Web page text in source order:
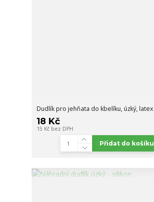
Dudlík pro jehňata do kbelíku, úzký, latex
18 Kč
15 Kč bez DPH
Přidat do košíku